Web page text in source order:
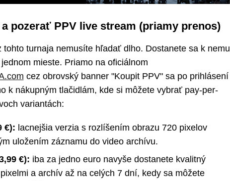
pozerať PPV live stream (priamy prenos)
tohto turnaja nemusíte hľadať dlho. Dostanete sa k nemu
mieste. Priamo na oficiálnom
cez obrovský banner "Koupit PPV" sa po prihlásení
k nákupným tlačidlám, kde si môžete vybrať pay-per-
variantách:
€): lacnejšia verzia s rozlíšením obrazu 720 pixelov
uložením záznamu do video archívu.
€): iba za jedno euro navyše dostanete kvalitný
a archív až na celých 7 dní, kedy sa môžete